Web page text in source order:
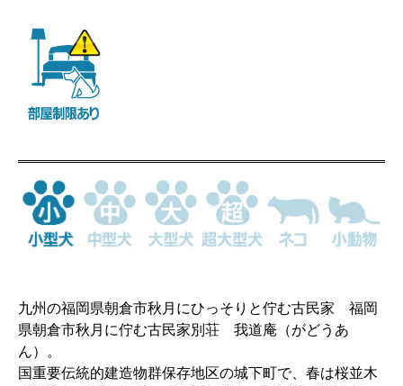
九州の福岡県朝倉市秋月にひっそりと佇む古民家 福岡
県朝倉市秋月に佇む古民家別荘 我道庵（がどうあ
ん）。
国重要伝統的建造物群保存地区の城下町で、春は桜並木